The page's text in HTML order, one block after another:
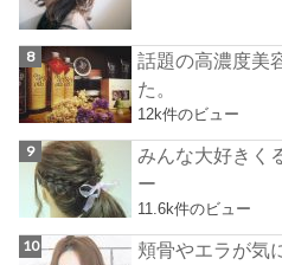
話題の高濃度美
た。
12k件のビュー
みんな大好きく
ー
11.6k件のビュー
頬骨やエラが気